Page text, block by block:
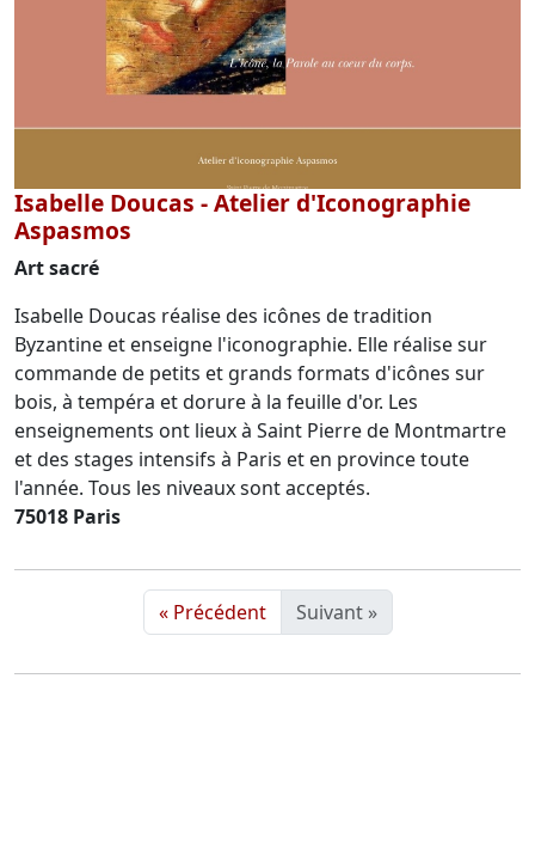
Isabelle Doucas - Atelier d'Iconographie
Aspasmos
Art sacré
Isabelle Doucas réalise des icônes de tradition
Byzantine et enseigne l'iconographie. Elle réalise sur
commande de petits et grands formats d'icônes sur
bois, à tempéra et dorure à la feuille d'or. Les
enseignements ont lieux à Saint Pierre de Montmartre
et des stages intensifs à Paris et en province toute
l'année. Tous les niveaux sont acceptés.
75018 Paris
« Précédent Suivant »